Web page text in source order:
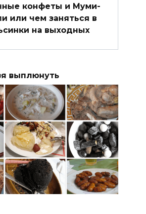
конфеты и Муми-
или чем заняться в
на выходных
выплюнуть